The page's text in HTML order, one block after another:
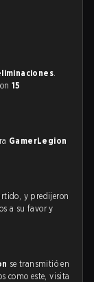
.
15
GamerLegion
y predijeron
a su favor y
se transmitió en
como este, visita